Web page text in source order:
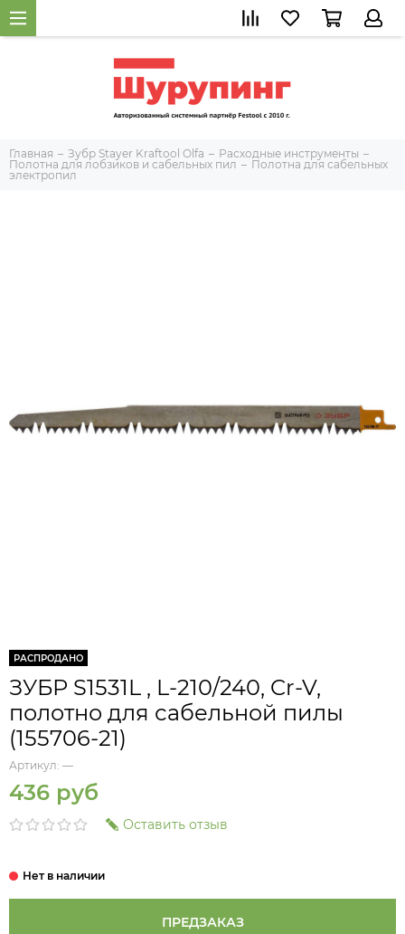
Главная Зубр Stayer Kraftool Olfa
Расходные инструменты
Полотна для лобзиков и сабельных пил
Полотна для сабельных
электропил
РАСПРОДАНО
ЗУБР S1531L , L-210/240, Cr-V,
полотно для сабельной пилы
(155706-21)
Артикул: —
436 руб
Оставить отзыв
ПРЕДЗАКАЗ